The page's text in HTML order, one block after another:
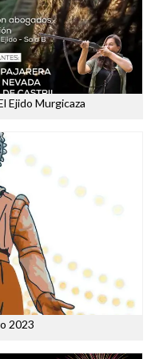
Ejido Murgicaza
2023